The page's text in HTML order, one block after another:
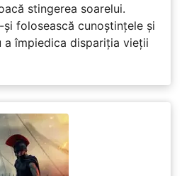
stingerea soarelui.
folosească cunoștințele și
a împiedica dispariția vieții